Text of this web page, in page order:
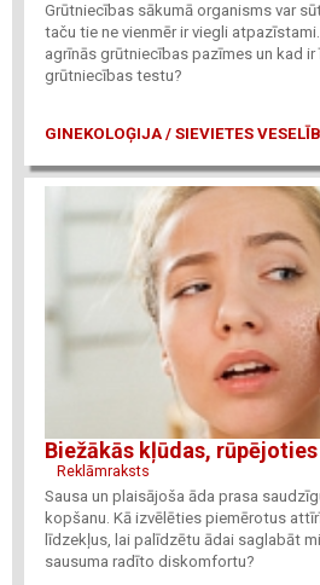
Grūtniecības sākumā organisms var
taču tie ne vienmēr ir viegli
agrīnās grūtniecības pazīmes un kad
grūtniecības testu?
GINEKOLOĢIJA / SIEVIETES
Biežākās kļūdas,
Reklāmraksts
Sausa un plaisājoša āda prasa
kopšanu. Kā izvēlēties piemērotus
līdzekļus, lai palīdzētu ādai saglabāt
sausuma radīto diskomfortu?